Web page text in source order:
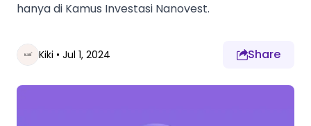
hanya di Kamus Investasi Nanovest.
Kiki • Jul 1, 2024 Share